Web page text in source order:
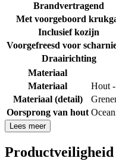
Brandvertragend
Met voorgeboord
Inclusief kozijn
Voorgefreesd voor
Draairichting
Materiaal
Materiaal
Hout
Materiaal (detail)
Oorsprong van hout
Lees meer
Productveiligheid